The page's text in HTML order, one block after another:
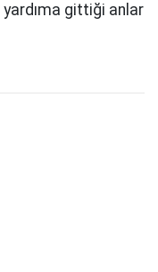
gittiği anlar